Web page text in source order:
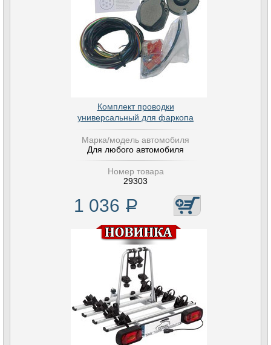
Комплект проводки
универсальный для фаркопа
Марка/модель автомобиля
Для любого автомобиля
Номер товара
29303
1 036 Р